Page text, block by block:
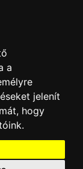
a
jelenít
hogy